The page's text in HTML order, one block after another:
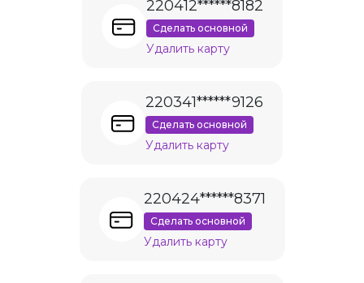
220412******8182
Сделать основной
Удалить карту
220341******9126
Сделать основной
Удалить карту
220424******8371
Сделать основной
Удалить карту